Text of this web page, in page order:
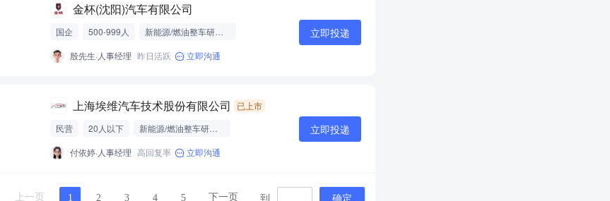
金杯(沈阳)汽车有限公司
国企 500-999人
新能源/燃油整车研发制造
殷先生·人事经理 昨日活跃 立即沟通
立即投递
上海埃维汽车技术股份有限公司
已上市
民营
20人以下
新能源/燃油整车研发制造
付依婷·人事经理 高回复率 立即沟通
立即投递
上一页 1 2 3 4 5 下一页 到 确定